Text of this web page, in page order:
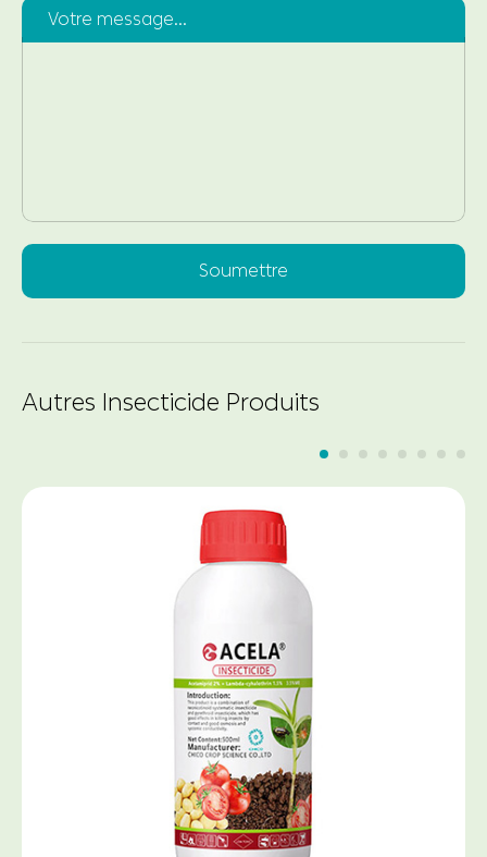
Votre message...
Soumettre
Autres Insecticide Produits